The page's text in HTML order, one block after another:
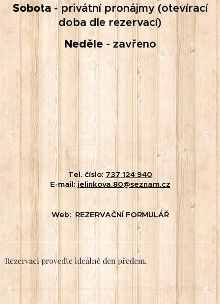
Sobota - privátní pronájmy (otevírací
doba dle rezervací)
Neděle - zavřeno
Tel. číslo: 737 124 940
E-mail: jelinkova.80@seznam.cz
Web: REZERVAČNÍ FORMULÁŘ
Rezervaci proveďte ideálně den předem.